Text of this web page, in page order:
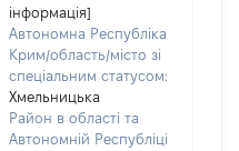
інформація]
Автономна Республіка
Крим/область/місто зі
спеціальним статусом:
Хмельницька
Район в області та
Автономній Республіці